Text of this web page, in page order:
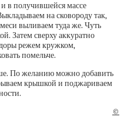
в получившейся массе
на сковороду так,
выливаем туда же. Чуть
Затем сверху аккуратно
режем кружком,
помельче.
По желанию можно добавить
крышкой и поджариваем
©